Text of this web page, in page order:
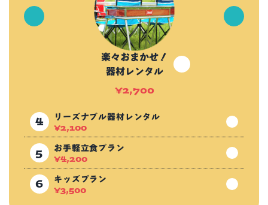
楽々おまかせ！
器材レンタル
¥2,700
リーズナブル器材レンタル
¥2,100
お手軽立食プラン
¥4,200
キッズプラン
¥3,500